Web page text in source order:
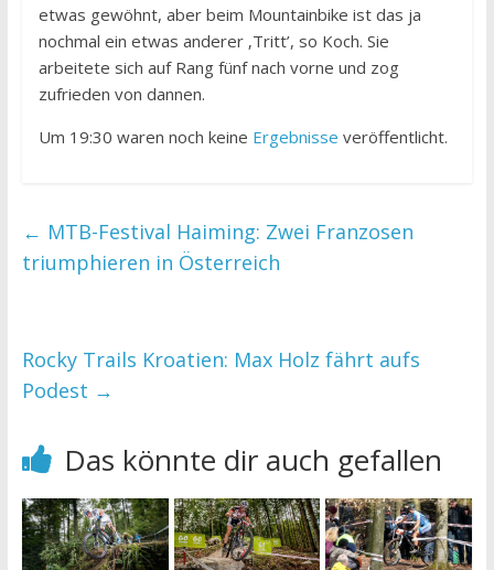
etwas gewöhnt, aber beim Mountainbike ist das ja
nochmal ein etwas anderer ‚Tritt’, so Koch. Sie
arbeitete sich auf Rang fünf nach vorne und zog
zufrieden von dannen.
Um 19:30 waren noch keine Ergebnisse veröffentlicht.
← MTB-Festival Haiming: Zwei Franzosen
triumphieren in Österreich
Rocky Trails Kroatien: Max Holz fährt aufs
Podest →
Das könnte dir auch gefallen